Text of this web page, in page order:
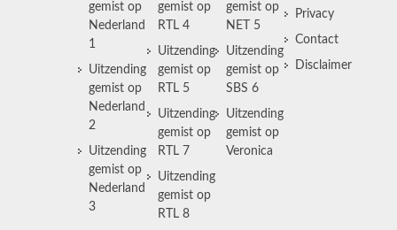
gemist op
Nederland
1
Uitzending
gemist op
Nederland
2
Uitzending
gemist op
Nederland
3
gemist op
RTL 4
Uitzending
gemist op
RTL 5
Uitzending
gemist op
RTL 7
Uitzending
gemist op
RTL 8
gemist op
NET 5
Uitzending
gemist op
SBS 6
Uitzending
gemist op
Veronica
Privacy
Contact
Disclaimer